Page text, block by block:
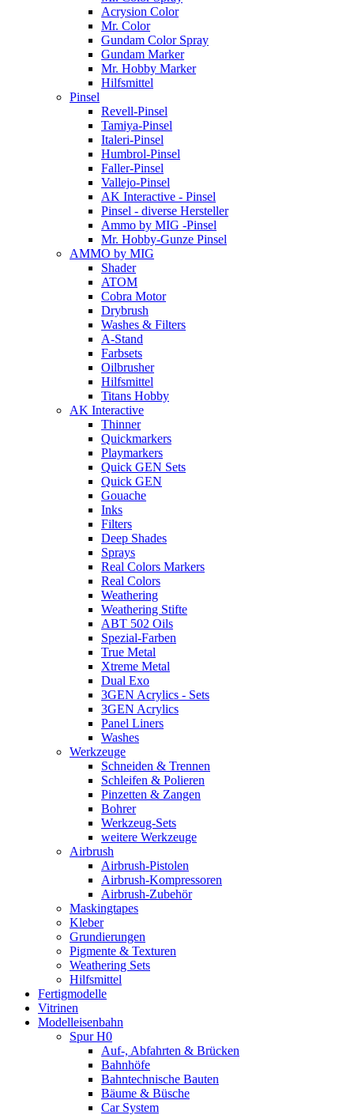
Acrysion Color
Mr. Color
Gundam Color Spray
Gundam Marker
Mr. Hobby Marker
Hilfsmittel
Pinsel
Revell-Pinsel
Tamiya-Pinsel
Italeri-Pinsel
Humbrol-Pinsel
Faller-Pinsel
Vallejo-Pinsel
AK Interactive - Pinsel
Pinsel - diverse Hersteller
Ammo by MIG -Pinsel
Mr. Hobby-Gunze Pinsel
AMMO by MIG
Shader
ATOM
Cobra Motor
Drybrush
Washes & Filters
A-Stand
Farbsets
Oilbrusher
Hilfsmittel
Titans Hobby
AK Interactive
Thinner
Quickmarkers
Playmarkers
Quick GEN Sets
Quick GEN
Gouache
Inks
Filters
Deep Shades
Sprays
Real Colors Markers
Real Colors
Weathering
Weathering Stifte
ABT 502 Oils
Spezial-Farben
True Metal
Xtreme Metal
Dual Exo
3GEN Acrylics - Sets
3GEN Acrylics
Panel Liners
Washes
Werkzeuge
Schneiden & Trennen
Schleifen & Polieren
Pinzetten & Zangen
Bohrer
Werkzeug-Sets
weitere Werkzeuge
Airbrush
Airbrush-Pistolen
Airbrush-Kompressoren
Airbrush-Zubehör
Maskingtapes
Kleber
Grundierungen
Pigmente & Texturen
Weathering Sets
Hilfsmittel
Fertigmodelle
Vitrinen
Modelleisenbahn
Spur H0
Auf-, Abfahrten & Brücken
Bahnhöfe
Bahntechnische Bauten
Bäume & Büsche
Car System